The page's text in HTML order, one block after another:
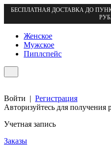
БЕСПЛАТНАЯ ДОСТАВКА ДО
Женское
Мужское
Пиплспейс
Войти | Регистрация
Авторизуйтесь для
Учетная запись
Заказы